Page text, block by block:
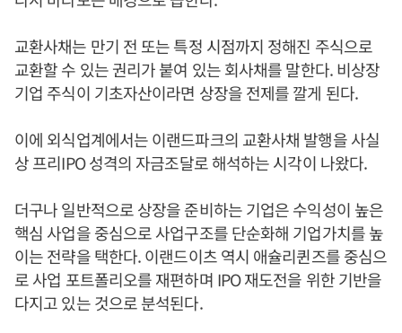
교환사채는 만기 전 또는 특정 시점까지 정해진 주식으로
교환할 수 있는 권리가 붙여 있는 회사채를 말한다. 비상장
기업 주식이 기초자산이라면 상장을 전제를 깔게 된다.
이에 외식업계에서는 이랜드파크의 교환사채 발행을 사실
상 프리IPO 성격의 자금조달로 해석하는 시각이 나왔다.
더구나 일반적으로 상장을 준비하는 기업은 수익성이 높은
핵심 사업을 중심으로 사업구조를 단순화해 기업가치를 높
이는 전략을 택한다. 이랜드이츠 역시 애슐리퀸즈를 중심으
로 사업 포트폴리오를 재편하며 IPO 재도전을 위한 기반을
다지고 있는 것으로 분석된다.